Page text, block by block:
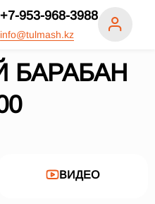
+7-953-968-3988
info@tulmash.kz
БАРАБАН
ВИДЕО